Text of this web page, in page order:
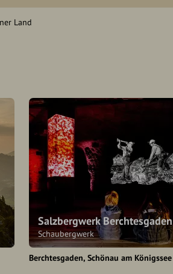
Land
Salzbergwerk Berchtesgaden
Schaubergwerk
Berchtesgaden Schönau am Königssee